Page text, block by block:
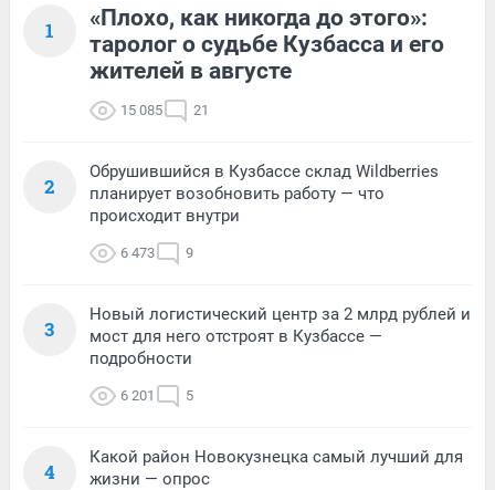
1
«Плохо, как никогда до этого»:
таролог о судьбе Кузбасса и его
жителей в августе
15 085 21
2
Обрушившийся в Кузбассе склад Wildberries
планирует возобновить работу — что
происходит внутри
6 473 9
3
Новый логистический центр за 2 млрд рублей и
мост для него отстроят в Кузбассе —
подробности
6 201 5
4
Какой район Новокузнецка самый лучший для
жизни — опрос